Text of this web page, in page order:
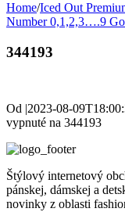
Home/Iced Out
Number 0,1,2,3….9
344193
Od |2023-08-
vypnuté na 344193
Štýlový internetový
pánskej, dámskej a
novinky z oblasti